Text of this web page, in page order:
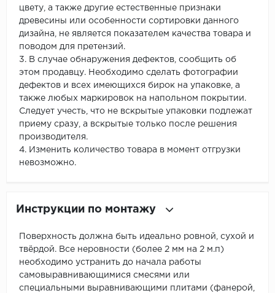
цвету, а также другие естественные признаки
древесины или особенности сортировки данного
дизайна, не является показателем качества товара и
поводом для претензий.
3. В случае обнаружения дефектов, сообщить об
этом продавцу. Необходимо сделать фотографии
дефектов и всех имеющихся бирок на упаковке, а
также любых маркировок на напольном покрытии.
Следует учесть, что не вскрытые упаковки подлежат
приему сразу, а вскрытые только после решения
производителя.
4. Изменить количество товара в момент отгрузки
невозможно.
Инструкции по монтажу
Поверхность должна быть идеально ровной, сухой и
твёрдой. Все неровности (более 2 мм на 2 м.п)
необходимо устранить до начала работы
самовыравнивающимися смесями или
специальными выравнивающими плитами (фанерой,